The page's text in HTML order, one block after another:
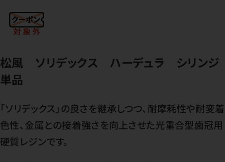
松風 ソリデックス ハーデュラ シリンジ
単品
「ソリデックス」の良さを継承しつつ、耐摩耗性や耐変着
色性、金属との接着強さを向上させた光重合型歯冠用
硬質レジンです。